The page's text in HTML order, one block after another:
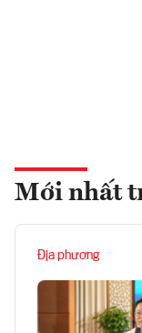
Mới nhất
Địa phương